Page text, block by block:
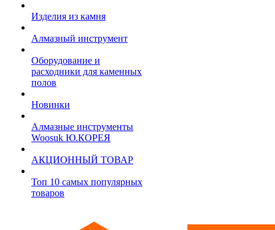
Изделия из камня
Алмазный инструмент
Оборудование и
расходники для каменных
полов
Новинки
Алмазные инструменты
Woosuk Ю.КОРЕЯ
АКЦИОННЫЙ ТОВАР
Топ 10 самых популярных
товаров